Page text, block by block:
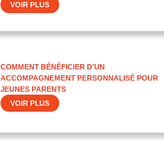
VOIR PLUS
COMMENT BÉNÉFICIER D’UN
ACCOMPAGNEMENT PERSONNALISÉ POUR
JEUNES PARENTS
VOIR PLUS